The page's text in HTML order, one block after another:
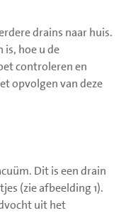
drains naar huis.
hoe u de
controleren en
opvolgen van deze
Dit is een drain
(zie afbeelding 1).
uit het